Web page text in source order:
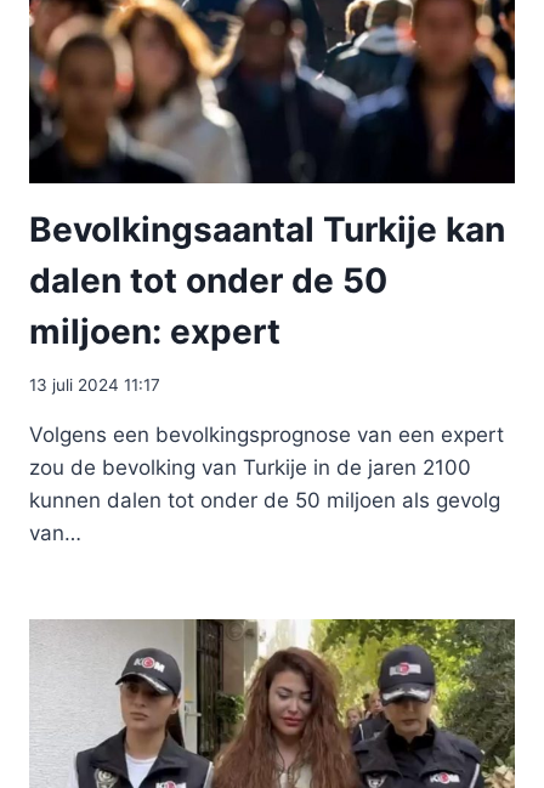
Bevolkingsaantal Turkije kan
dalen tot onder de 50
miljoen: expert
13 juli 2024 11:17
Volgens een bevolkingsprognose van een expert
zou de bevolking van Turkije in de jaren 2100
kunnen dalen tot onder de 50 miljoen als gevolg
van…